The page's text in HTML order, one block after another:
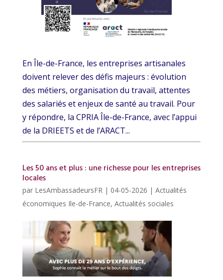
En Île-de-France, les entreprises artisanales
doivent relever des défis majeurs : évolution
des métiers, organisation du travail, attentes
des salariés et enjeux de santé au travail. Pour
y répondre, la CPRIA Île-de-France, avec l’appui
de la DRIEETS et de l’ARACT...
Les 50 ans et plus : une richesse pour les entreprises
locales
par LesAmbassadeursFR | 04-05-2026 | Actualités
économiques Ile-de-France, Actualités sociales